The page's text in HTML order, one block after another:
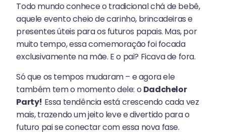
Todo mundo conhece o tradicional chá de bebê,
aquele evento cheio de carinho, brincadeiras e
presentes úteis para os futuros papais. Mas, por
muito tempo, essa comemoração foi focada
exclusivamente na mãe. E o pai? Ficava de fora.
Só que os tempos mudaram – e agora ele
também tem o momento dele: o Dadchelor
Party! Essa tendência está crescendo cada vez
mais, trazendo um jeito leve e divertido para o
futuro pai se conectar com essa nova fase.